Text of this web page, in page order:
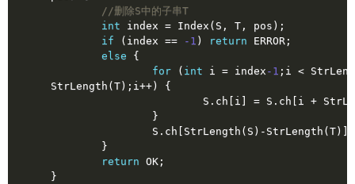
//删除S中的子串T
int index = Index(S, T, pos);
if (index == -1 ) return ERROR;
else {
for ( int i = index -1 ;i <
StrLength(T);i++) {
S.ch[i] = S.ch[i +
		}
		S.ch[StrLength(S)-StrLength(T)]=
	}
return OK;
}